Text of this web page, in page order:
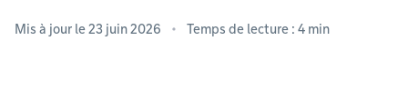
Mis à jour le 23 juin 2026 Temps de lecture : 4 min